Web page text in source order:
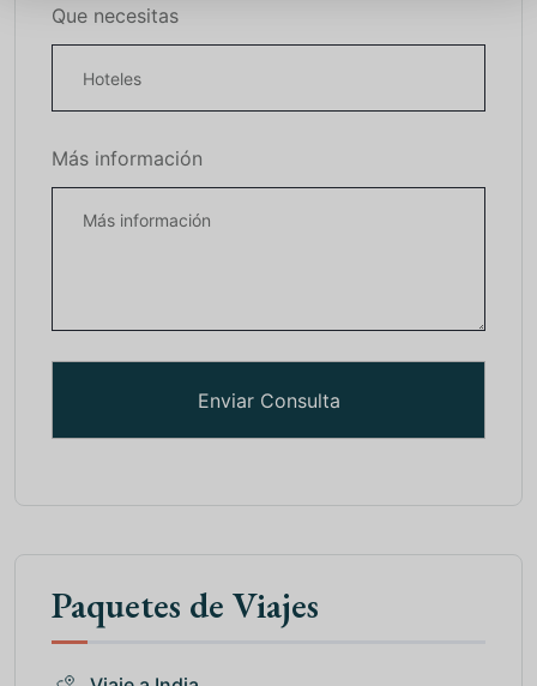
Que necesitas
Más información
Paquetes de Viajes